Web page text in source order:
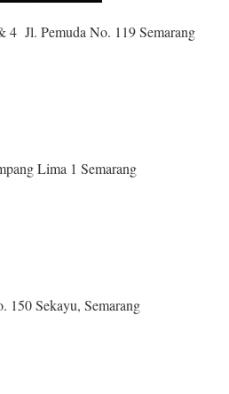
Jl. Pemuda No. 119 Semarang
Lima 1 Semarang
150 Sekayu, Semarang